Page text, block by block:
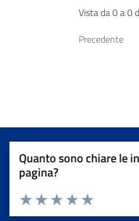
Vista da 0 a 0
Precedente
Quanto sono chiare le
pagina?
Valuta da 1 a 5 stelle la pagina
Valuta 5
Valuta 4 stelle su
Valuta 3 stelle su 5
Valuta 2 stelle su 5
Valuta 1 stelle su 5